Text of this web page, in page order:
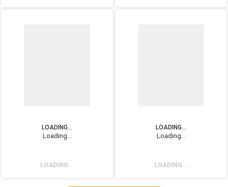
LOADING...
Loading...
LOADING...
LOADING...
Loading...
LOADING...